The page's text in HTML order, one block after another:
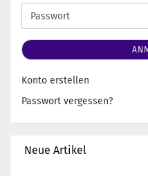
Adresse
Passwort
Konto erstellen
Passwort vergessen?
Neue Artikel